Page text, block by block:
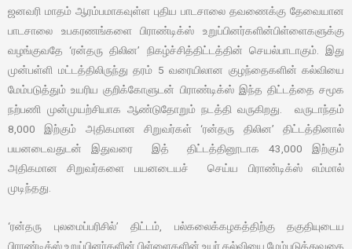
ஜனவரி மாதம் ஆரம்பமாகவுள்ள புதிய பாடசாலை தவணைக்கு தேவையான
பாடசாலை உபகரணங்களை பிராண்டிக்ஸ் உறுப்பினர்களின்பிள்ளைகளுக்கு
வழங்குவதே ‘ரன்தரு திலின’ நிகழ்ச்சித்திட்டத்தின் செயல்பாடாகும். இது
முன்பள்ளி மட்டத்திலிருந்து தரம் 5 வரையிலான குழந்தைகளின் கல்வியை
மேம்படுத்தும் உயரிய குறிக்கோளுடன் பிராண்டிக்ஸ் இந்த திட்டத்தை சமூக
நற்பணி முன்முயற்சியாக ஆண்டுதோறும் நடத்தி வருகிறது. வருடாந்தம்
8,000 இற்கும் அதிகமான சிறுவர்கள் ‘ரன்தரு திலின’ திட்டத்தினால்
பயனடைவதுடன் இதுவரை இத் திட்டத்தினூடாக 43,000 இற்கும்
அதிகமான சிறுவர்களை பயனடையச் செய்ய பிராண்டிக்ஸ் எம்மால்
முடிந்தது.
‘ரன்தரு புலமைப்பரிசில்’ திட்டம், பல்கலைக்கழகத்திற்கு தகுதியுடைய
பிராண்டிக்ஸ் உறுப்பினர்களின் பிள்ளைகளின் உயர் கல்வியை மேம்படுத்துவதை